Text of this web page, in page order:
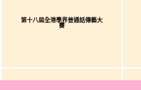
第十八屆全港學界普通話傳藝大
賽